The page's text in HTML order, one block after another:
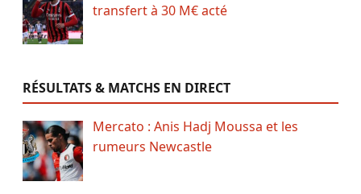
transfert à 30 M€ acté
RÉSULTATS & MATCHS EN DIRECT
Mercato : Anis Hadj Moussa et les
rumeurs Newcastle